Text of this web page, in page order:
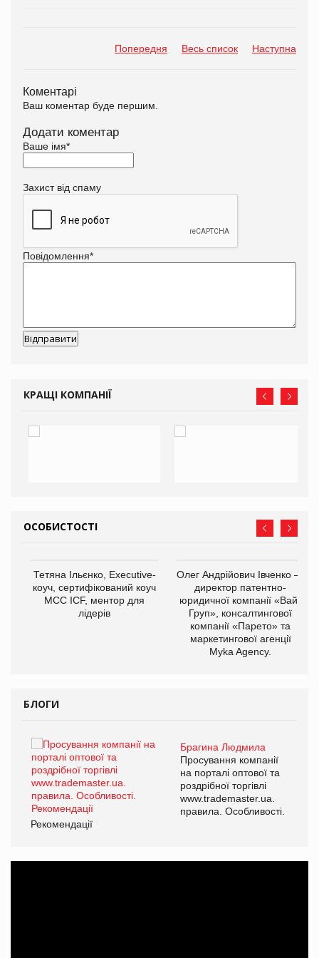
Попередня Весь список Наступна
Коментарі
Ваш коментар буде першим.
Додати коментар
Ваше імя*
Захист від спаму
Повідомлення*
КРАЩІ КОМПАНІЇ
ОСОБИСТОСТІ
Тетяна Ільєнко, Executive-
коуч, сертифікований коуч
МСС ICF, ментор для
лідерів
Олег Андрійович Івченко —
директор патентно-
юридичної компанії «Вайз
Груп», консалтингової
компанії «Парето» та
маркетингової агенції
Myka Agency.
БЛОГИ
Брагина Людмила
Просування компанії
на порталі оптової та
роздрібної торгівлі
www.trademaster.ua.
правила. Особливості.
Рекомендації